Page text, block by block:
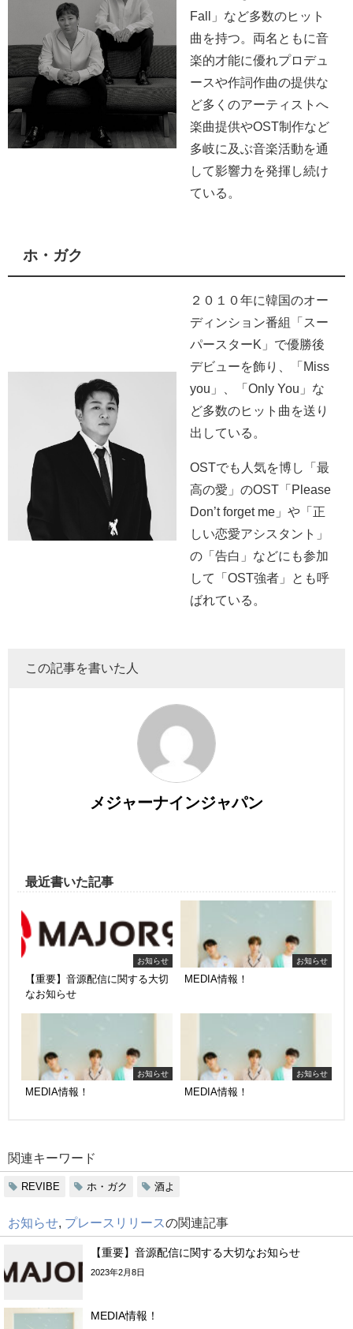
Fall」など多数のヒット
曲を持つ。両名ともに音
楽的才能に優れプロデュ
ースや作詞作曲の提供な
ど多くのアーティストへ
楽曲提供やOST制作など
多岐に及ぶ音楽活動を通
して影響力を発揮し続け
ている。
ホ・ガク
２０１０年に韓国のオー
ディンション番組「スー
パースターK」で優勝後
デビューを飾り、「Miss
you」、「Only You」な
ど多数のヒット曲を送り
出している。
OSTでも人気を博し「最
高の愛」のOST「Please
Don’t forget me」や「正
しい恋愛アシスタント」
の「告白」などにも参加
して「OST強者」とも呼
ばれている。
この記事を書いた人
メジャーナインジャパン
最近書いた記事
お知らせ
【重要】音源配信に関する大切
なお知らせ
お知らせ
MEDIA情報！
お知らせ
MEDIA情報！
お知らせ
MEDIA情報！
関連キーワード
REVIBE ホ・ガク 酒よ
お知らせ プレースリリースの関連記事
【重要】音源配信に関する大切なお知らせ
2023年2月8日
MEDIA情報！